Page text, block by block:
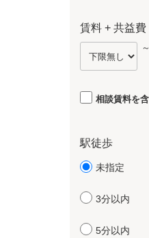
賃料 + 共益費
～
相談賃料を
駅徒歩
未指定
3分以内
5分以内